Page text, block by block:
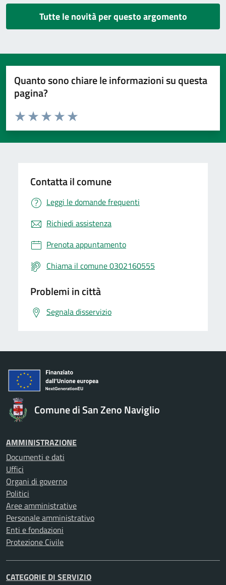
Tutte le novità per questo argomento
Quanto sono chiare le informazioni su questa
pagina?
Valuta da 1 a 5 stelle la pagina
Valuta 5 stelle su 5
Valuta 4 stelle su 5
Valuta 3 stelle su 5
Valuta 2 stelle su 5
Valuta 1 stelle su 5
Contatta il comune
Leggi le domande frequenti
Richiedi assistenza
Prenota appuntamento
Chiama il comune 0302160555
Problemi in città
Segnala disservizio
Comune di San Zeno Naviglio
AMMINISTRAZIONE
Documenti e dati
Uffici
Organi di governo
Politici
Aree amministrative
Personale amministrativo
Enti e fondazioni
Protezione Civile
CATEGORIE DI SERVIZIO